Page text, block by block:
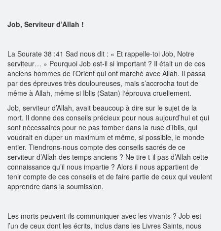
Job, Serviteur d’Allah !
La Sourate 38 :41 Sad nous dit : « Et rappelle-toi Job, Notre
serviteur… » Pourquoi Job est-il si important ? Il était un de ces
anciens hommes de l’Orient qui ont marché avec Allah. Il passa
par des épreuves très douloureuses, mais s’accrocha tout de
même à Allah, même si Iblis (Satan) l‘éprouva cruellement.
Job, serviteur d’Allah, avait beaucoup à dire sur le sujet de la
mort. Il donne des conseils précieux pour nous aujourd’hui et qui
sont nécessaires pour ne pas tomber dans la ruse d’Iblis, qui
voudrait en duper un maximum et même, si possible, le monde
entier. Tiendrons-nous compte des conseils sacrés de ce
serviteur d’Allah des temps anciens ? Ne tire t-il pas d’Allah cette
connaissance qu’il nous impartie ? Alors il nous appartient de
tenir compte de ces conseils et de faire partie de ceux qui veulent
apprendre dans la soumission.
Les morts peuvent-ils communiquer avec les vivants ? Job est
l’un de ceux dont les écrits, inclus dans les Livres Saints, nous